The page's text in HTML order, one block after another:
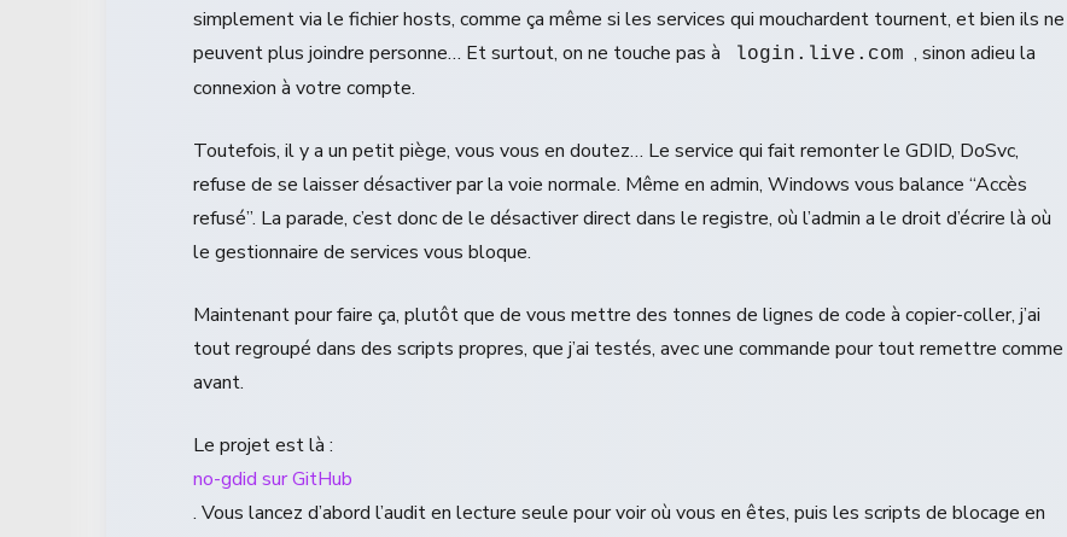
simplement via le fichier hosts, comme ça même si les services qui mouchardent tournent, et bien ils ne
peuvent plus joindre personne… Et surtout, on ne touche pas à
login.live.com , sinon adieu la
connexion à votre compte.
Toutefois, il y a un petit piège, vous vous en doutez… Le service qui fait remonter le GDID, DoSvc,
refuse de se laisser désactiver par la voie normale. Même en admin, Windows vous balance “Accès
refusé”. La parade, c’est donc de le désactiver direct dans le registre, où l’admin a le droit d’écrire là où
le gestionnaire de services vous bloque.
Maintenant pour faire ça, plutôt que de vous mettre des tonnes de lignes de code à copier-coller, j’ai
tout regroupé dans des scripts propres, que j’ai testés, avec une commande pour tout remettre comme
avant.
Le projet est là :
no-gdid sur GitHub
. Vous lancez d’abord l’audit en lecture seule pour voir où vous en êtes, puis les scripts de blocage en